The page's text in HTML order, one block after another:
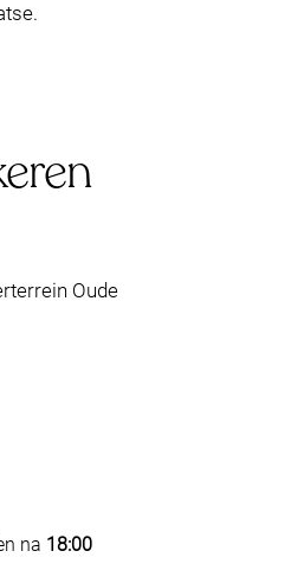
Oude
na 18:00